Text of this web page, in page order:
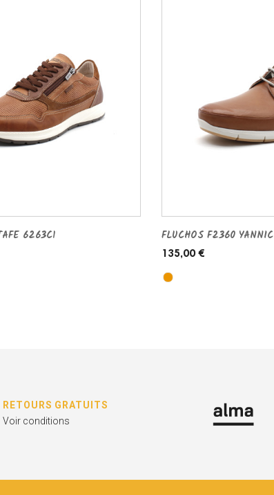
6263C1 FLUCHOS F2360 YANNIC
135,00 €
RETOURS GRATUITS
Voir conditions